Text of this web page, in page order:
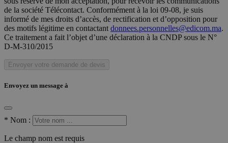
de la société Télécontact. Conformément à la loi 09-08, je suis
informé de mes droits d’accès, de rectification et d’opposition pour
des motifs légitime en contactant donnees.personnelles@edicom.ma.
Ce traitement a fait l’objet d’une déclaration à la CNDP sous le N°
D-M-310/2015
Envoyer votre demande de devis
Envoyez un message à
* Nom :
Le champ nom est requis